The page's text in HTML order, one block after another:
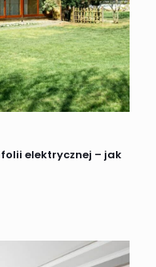
folii elektrycznej – jak